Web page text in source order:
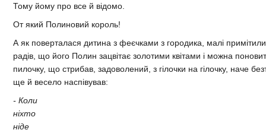
Тому йому про все й відомо.
От який Полиновий король!
А як поверталася дитина з феєчками з городика, малі
радів, що його Полин зацвітає золотими квітами і можна
пилочку, що стрибав, задоволений, з гілочки на гілочку, наче
ще й весело наспівував:
- Коли
ніхто
ніде